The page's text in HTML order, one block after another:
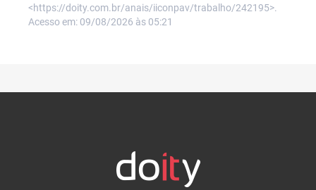
<https://doity.com.br/anais/iiconpav/trabalho/242195>.
Acesso em: 09/08/2026 às 05:21